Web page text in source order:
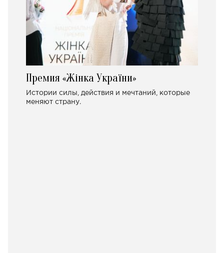
Премия «Жінка України»
Истории силы, действия и мечтаний, которые
меняют страну.